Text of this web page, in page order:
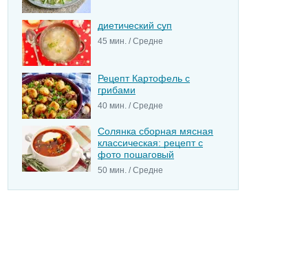
диетический суп
45 мин. / Средне
Рецепт Картофель с
грибами
40 мин. / Средне
Солянка сборная мясная
классическая: рецепт с
фото пошаговый
50 мин. / Средне